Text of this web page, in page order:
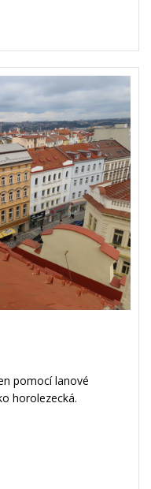
pomocí lanové
horolezecká.